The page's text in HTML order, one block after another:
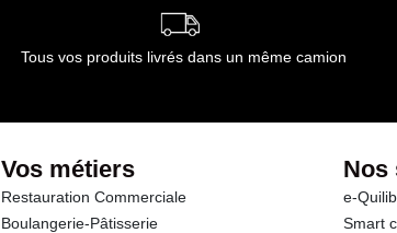
Tous vos produits livrés dans un même camion
Vos métiers
Restauration Commerciale
Boulangerie-Pâtisserie
Nos
e-
Smart